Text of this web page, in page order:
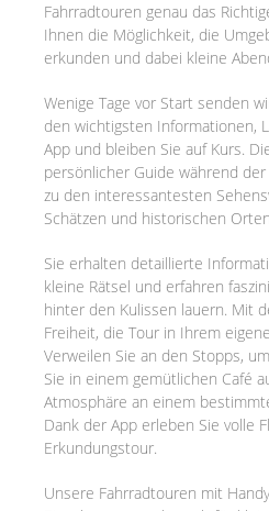
Fahrradtouren genau das
Ihnen die Möglichkeit, die
erkunden und dabei kleine
Wenige Tage vor Start senden
den wichtigsten Informationen,
App und bleiben Sie auf Kurs.
persönlicher Guide während
zu den interessantesten
Schätzen und historischen
Sie erhalten detaillierte
kleine Rätsel und erfahren
hinter den Kulissen lauern. Mit
Freiheit, die Tour in Ihrem
Verweilen Sie an den Stopps,
Sie in einem gemütlichen Café
Atmosphäre an einem
Dank der App erleben Sie volle
Erkundungstour.
Unsere Fahrradtouren mit